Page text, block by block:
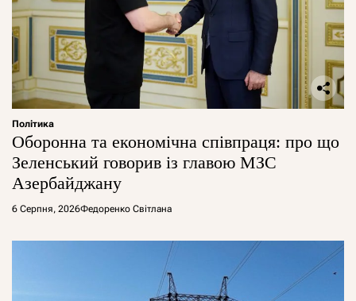
Політика
Оборонна та економічна співпраця: про що
Зеленський говорив із главою МЗС
Азербайджану
6 Серпня, 2026Федоренко Світлана